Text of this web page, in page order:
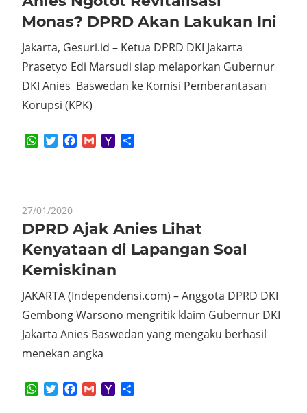
Monas? DPRD Akan Lakukan Ini
Jakarta, Gesuri.id – Ketua DPRD DKI Jakarta
Prasetyo Edi Marsudi siap melaporkan Gubernur
DKI Anies Baswedan ke Komisi Pemberantasan
Korupsi (KPK)
WhatsApp
TwitterFacebook
GmailYahoo
27/01/2020
DPRD Ajak Anies Lihat
Kenyataan di Lapangan Soal
Kemiskinan
JAKARTA (Independensi.com) – Anggota DPRD DKI
Gembong Warsono mengritik klaim Gubernur DKI
Jakarta Anies Baswedan yang mengaku berhasil
menekan angka
WhatsApp
TwitterFacebook
GmailYahoo